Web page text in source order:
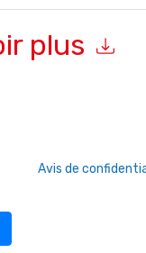
plus
Avis de